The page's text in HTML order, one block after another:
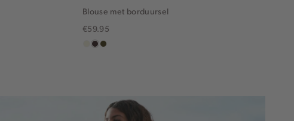
Blouse met borduursel
€59.95
ecru
choco,
groen,